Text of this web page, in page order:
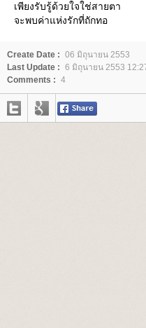
เพียงรับรู้ด้วยใจใช่สายตา
จะพบค่าแห่งรักที่ถักทอ
Create Date : 06 มิถุนายน 2553
Last Update : 6 มิถุนายน 2553
Comments : 4